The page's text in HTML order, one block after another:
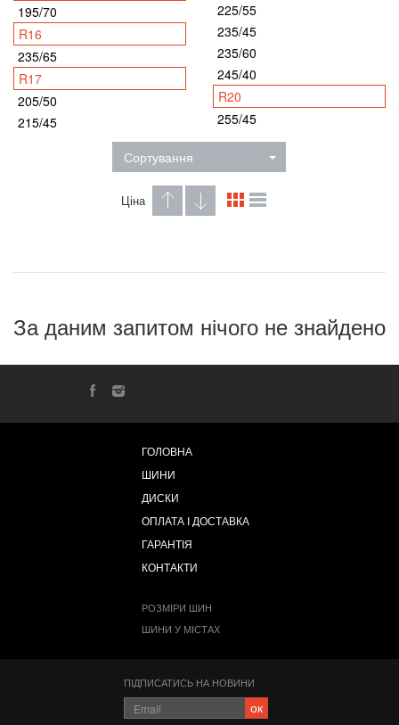
195/70
R16
235/65
R17
205/50
215/45
225/55
235/45
235/60
245/40
R20
255/45
Сортування
Ціна
За даним запитом нічого не знайдено
ГОЛОВНА
ШИНИ
ДИСКИ
ОПЛАТА І ДОСТАВКА
ГАРАНТІЯ
КОНТАКТИ
РОЗМІРИ ШИН
ШИНИ У МІСТАХ
ПІДПИСАТИСЬ НА НОВИНИ
ок